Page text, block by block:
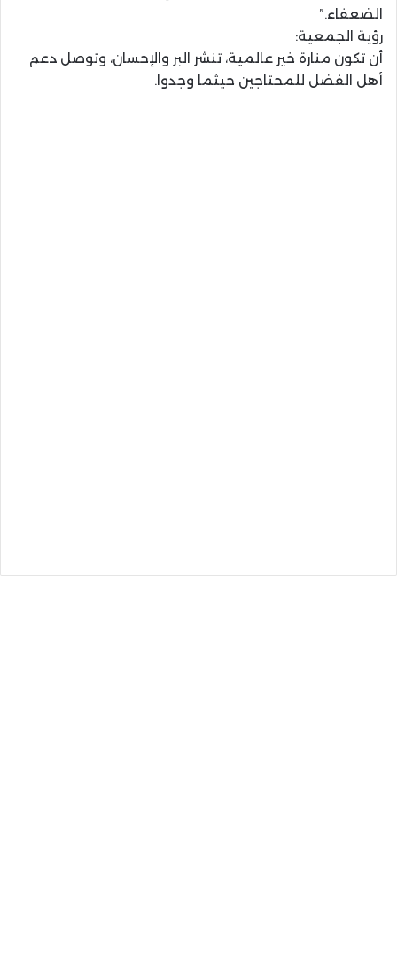
الضعفاء.”
رؤية الجمعية:
أن تكون منارة خير عالمية، تنشر البر والإحسان، وتوصل دعم
أهل الفضل للمحتاجين حيثما وجدوا.